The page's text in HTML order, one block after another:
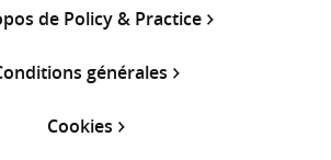
de Policy & Practice
générales
Cookies